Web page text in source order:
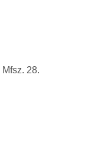
28.